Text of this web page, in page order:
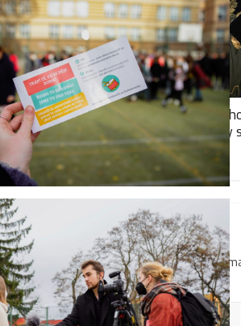
vzpomínali na
Komentáře nejsou
Kytice
zasáhne
krásou
4. 1. 2022
nebude zveřejněna.Vyžadované